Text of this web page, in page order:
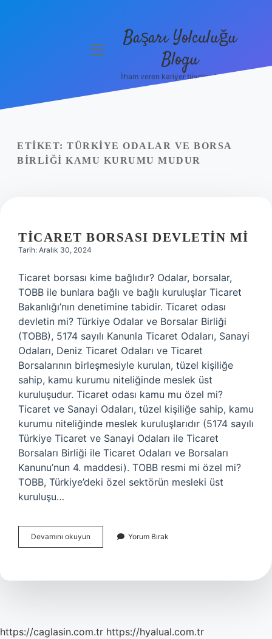
Yasal Uyarı
menüyüBaşarı Yolculuğu
Blogu
İlham veren kariyer tüyoları burada!
ETIKET: TÜRKIYE ODALAR VE BORSA
BIRLIĞI KAMU KURUMU MUDUR
TICARET BORSASI DEVLETIN MI
Tarih: Aralık 30, 2024
Ticaret borsası kime bağlıdır? Odalar, borsalar,
TOBB ile bunlara bağlı ve bağlı kuruluşlar Ticaret
Bakanlığı’nın denetimine tabidir. Ticaret odası
devletin mi? Türkiye Odalar ve Borsalar Birliği
(TOBB), 5174 sayılı Kanunla Ticaret Odaları, Sanayi
Odaları, Deniz Ticaret Odaları ve Ticaret
Borsalarının birleşmesiyle kurulan, tüzel kişiliğe
sahip, kamu kurumu niteliğinde meslek üst
kuruluşudur. Ticaret odası kamu mu özel mi?
Ticaret ve Sanayi Odaları, tüzel kişiliğe sahip, kamu
kurumu niteliğinde meslek kuruluşlarıdır (5174 sayılı
Türkiye Ticaret ve Sanayi Odaları ile Ticaret
Borsaları Birliği ile Ticaret Odaları ve Borsaları
Kanunu’nun 4. maddesi). TOBB resmi mi özel mi?
TOBB, Türkiye’deki özel sektörün mesleki üst
kuruluşu…
Devamını okuyun
Borsası
Yorum Bırak
https://caglasin.com.tr https://hyalual.com.tr